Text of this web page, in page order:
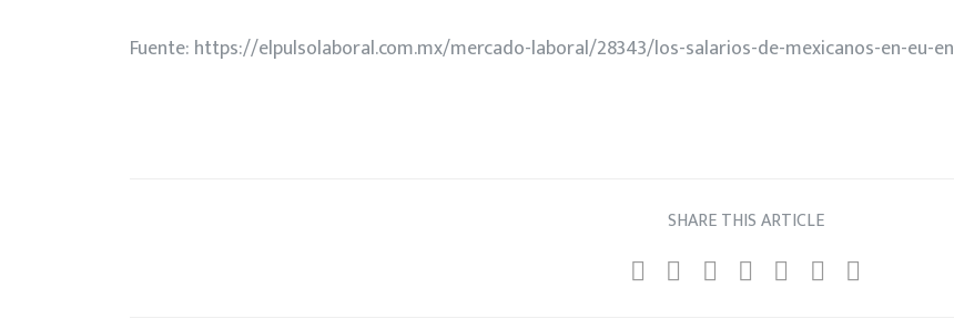
Fuente: https://elpulsolaboral.com.mx/mercado-laboral/28343/los-salarios-de-mexicanos-en-eu-
SHARE THIS ARTICLE